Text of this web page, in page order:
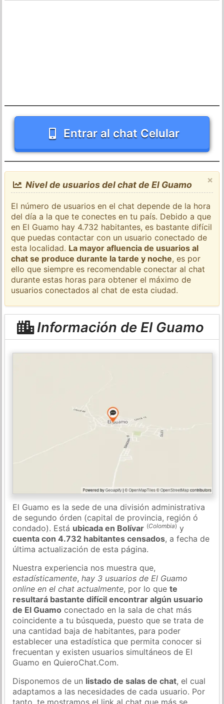
Entrar al chat Celular
×
Nivel de usuarios del chat de El Guamo
El número de usuarios en el chat depende de la hora
del día a la que te conectes en tu país. Debido a que
en El Guamo hay 4.732 habitantes, es bastante difícil
que puedas contactar con un usuario conectado de
esta localidad. La mayor afluencia de usuarios al
chat se produce durante la tarde y noche, es por
ello que siempre es recomendable conectar al chat
durante estas horas para obtener el máximo de
usuarios conectados al chat de esta ciudad.
Información de El Guamo
El Guamo es la sede de una división administrativa
de segundo órden (capital de provincia, región ó
condado). Está ubicada en Bolívar (Colombia) y
cuenta con 4.732 habitantes censados, a fecha de
última actualización de esta página.
Nuestra experiencia nos muestra que,
estadísticamente,hay 3 usuarios de El Guamo
online en el chat actualmente, por lo quete
resultará bastante difícil encontrar algún usuario
de El Guamo conectado en la sala de chat más
coincidente a tu búsqueda, puesto que se trata de
una cantidad baja de habitantes, para poder
establecer una estadística que permita conocer si
frecuentan y existen usuarios simultáneos de El
Guamo en QuieroChat.Com.
Disponemos de un listado de salas de chat, el cual
adaptamos a las necesidades de cada usuario. Por
tanto, te mostramos el link al chat que más se